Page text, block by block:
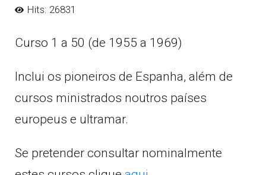
Hits: 26831
Curso 1 a 50 (de 1955 a 1969)
Inclui os pioneiros de Espanha, além de
cursos ministrados noutros países
europeus e ultramar.
Se pretender consultar nominalmente